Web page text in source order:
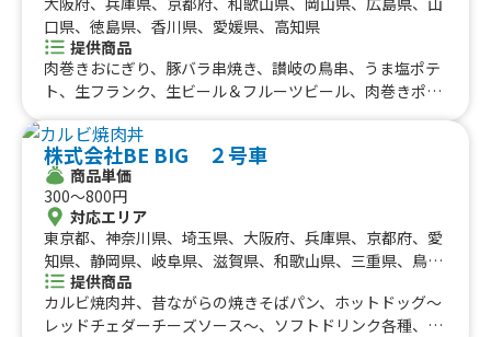
口県、徳島県、香川県、愛媛県、高知県
提供商品
肉巻きおにぎり、豚バラ串焼き、讃岐の鳥串、うま塩ポテ
ト、生フランク、生ビール＆フルーツビール、肉巻きポテ
ンクポテトセット、国産ホタテ串焼き、カレーうどん、ビ
ッグフランク、まるごと果肉ジュース（マンゴー・パイナ
ップル）、まるごとパイナップルジュース、瀬戸内海の塩
から揚げ、超最強全部セット、韓国餃子（マンドゥ）３個
入り、韓国餃子 ポテトセット、とんから、焼きそば・焼
うどんなど、さぬきオリーブ牛のメンチカツ、さぬきオリ
ーブ豚のコロッケ、イカ串、ヤンニョムチキン、ヤンニョ
ム餃子（ヤンニョムマンドゥ）、チキンフランク、豚もつ
煮込み、クラムチャウダー、チキンクリームシチュー、お
株式会社BE BIG ２号車
商品単価
300〜800円
対応エリア
東京都、神奈川県、埼玉県、大阪府、兵庫県、京都府、愛
知県、静岡県、岐阜県、滋賀県、和歌山県、三重県、鳥取
県、島根県、岡山県、広島県、徳島県、香川県、愛媛県、
高知県
提供商品
カルビ焼肉丼、昔ながらの焼きそばパン、ホットドッグ〜
レッドチェダーチーズソース〜、ソフトドリンク各種、フ